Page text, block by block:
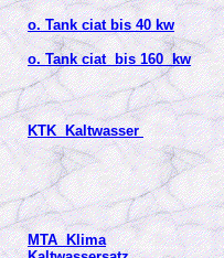
o. Tank ciat bis 40 kw
o. Tank ciat bis 160 kw
KTK Kaltwasser
MTA Klima